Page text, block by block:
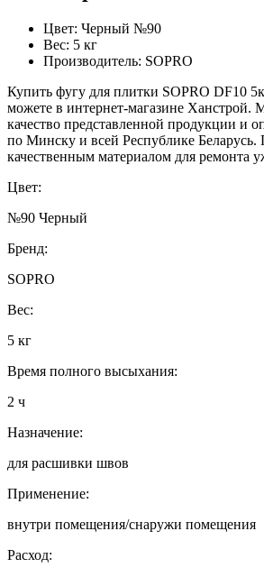
Цвет: Черный №90
Вес: 5 кг
Производитель: SOPRO
Купить фугу для плитки SOPRO DF10
можете в интернет-магазине Ханстрой.
качество представленной продукции и
по Минску и всей Республике Беларусь.
качественным материалом для ремонта
Цвет:
№90 Черный
Бренд:
SOPRO
Вес:
5 кг
Время полного высыхания:
2 ч
Назначение:
для расшивки швов
Применение:
внутри помещения/снаружи помещения
Расход: